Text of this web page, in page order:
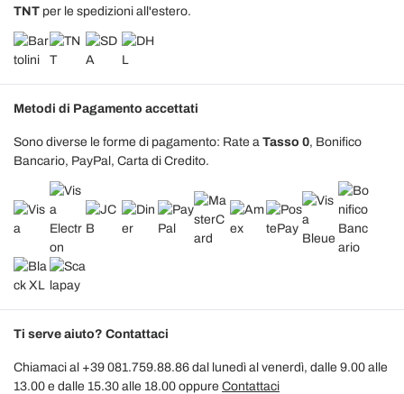
TNT per le spedizioni all'estero.
Metodi di Pagamento accettati
Sono diverse le forme di pagamento: Rate a Tasso 0, Bonifico
Bancario, PayPal, Carta di Credito.
Ti serve aiuto? Contattaci
Chiamaci al +39 081.759.88.86 dal lunedì al venerdì, dalle 9.00 alle
13.00 e dalle 15.30 alle 18.00 oppure Contattaci